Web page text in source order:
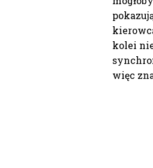
kolei
więc